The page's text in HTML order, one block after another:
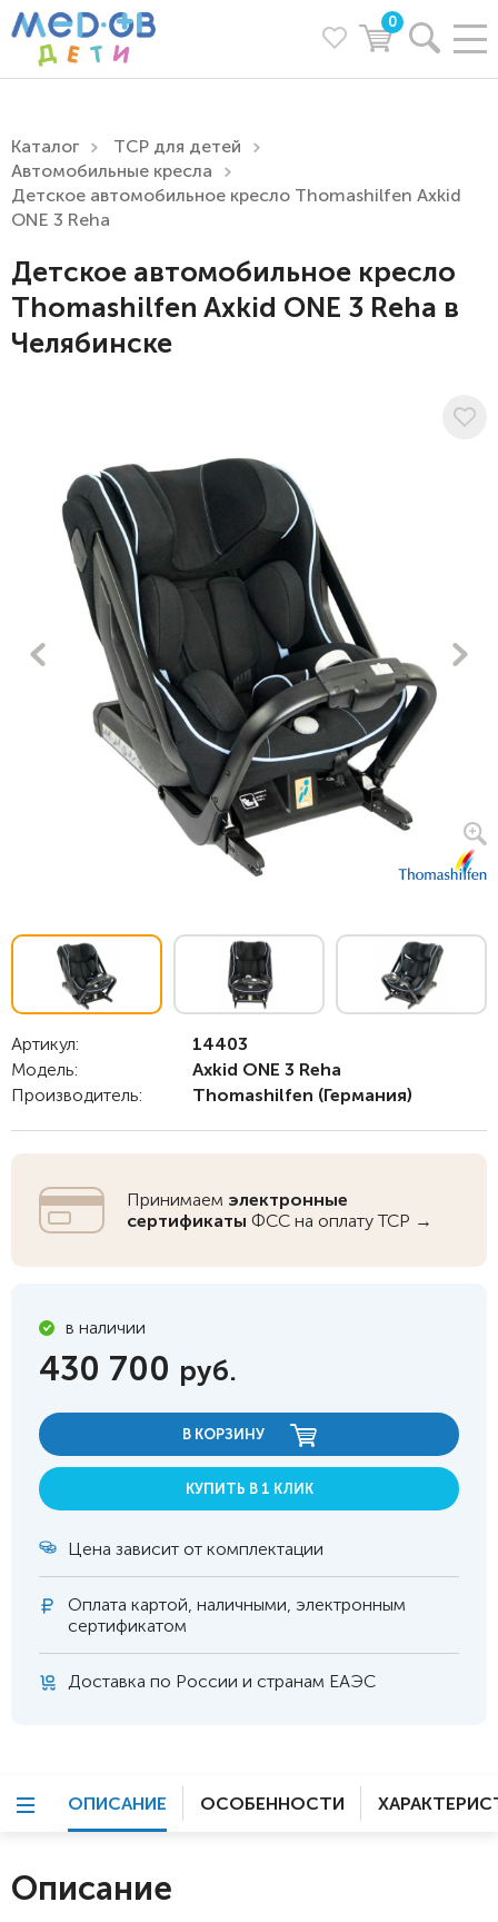
0
Каталог
ТСР для детей
Автомобильные кресла
Детское автомобильное кресло Thomashilfen Axkid
ONE 3 Reha
Детское автомобильное кресло
Thomashilfen Axkid ONE 3 Reha в
Челябинске
Артикул:
14403
Модель:
Axkid ONE 3 Reha
Производитель:
Thomashilfen (Германия)
Принимаем электронные
сертификаты ФСС на оплату ТСР →
в наличии
430 700 руб.
В КОРЗИНУ
КУПИТЬ В 1 КЛИК
Цена зависит от комплектации
Оплата картой, наличными, электронным
сертификатом
Доставка по России и странам ЕАЭС
ОПИСАНИЕ ОСОБЕННОСТИ
Описание